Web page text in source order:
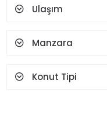
Ulaşım
Manzara
Konut Tipi